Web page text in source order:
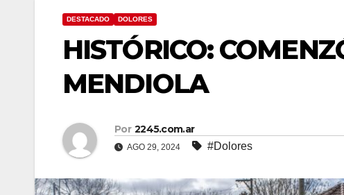
DESTACADO DOLORES
HISTÓRICO:
MENDIOLA
Por 2245.com.ar
AGO 29, 2024 #Dolores